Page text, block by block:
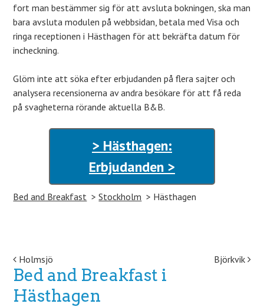
fort man bestämmer sig för att avsluta bokningen, ska man
bara avsluta modulen på webbsidan, betala med Visa och
ringa receptionen i Hästhagen för att bekräfta datum för
incheckning.
Glöm inte att söka efter erbjudanden på flera sajter och
analysera recensionerna av andra besökare för att få reda
på svagheterna rörande aktuella B&B.
> Hästhagen:
Erbjudanden >
Bed and Breakfast Stockholm Hästhagen
Post navigation
Holmsjö Björkvik
Bed and Breakfast i
Hästhagen